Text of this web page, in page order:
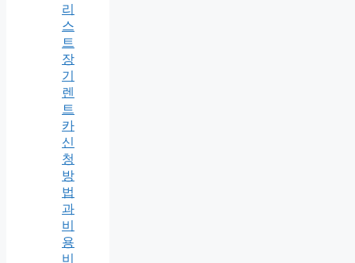
리
스
트
장
기
렌
트
카
신
청
방
법
과
비
용
비